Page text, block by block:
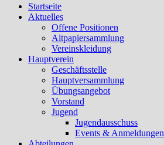
Startseite
Aktuelles
Offene Positionen
Altpapiersammlung
Vereinskleidung
Hauptverein
Geschäftsstelle
Hauptversammlung
Übungsangebot
Vorstand
Jugend
Jugendausschuss
Events & Anmeldungen